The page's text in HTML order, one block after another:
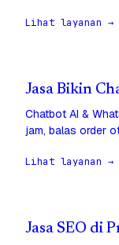
Lihat layanan →
Jasa Bikin
Chatbot AI &
jam, balas order
Lihat layanan →
Jasa SEO di